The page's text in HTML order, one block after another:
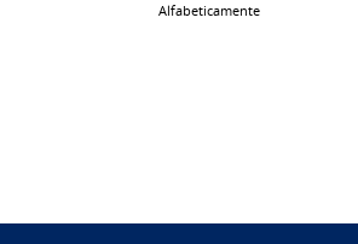
Alfabeticamente